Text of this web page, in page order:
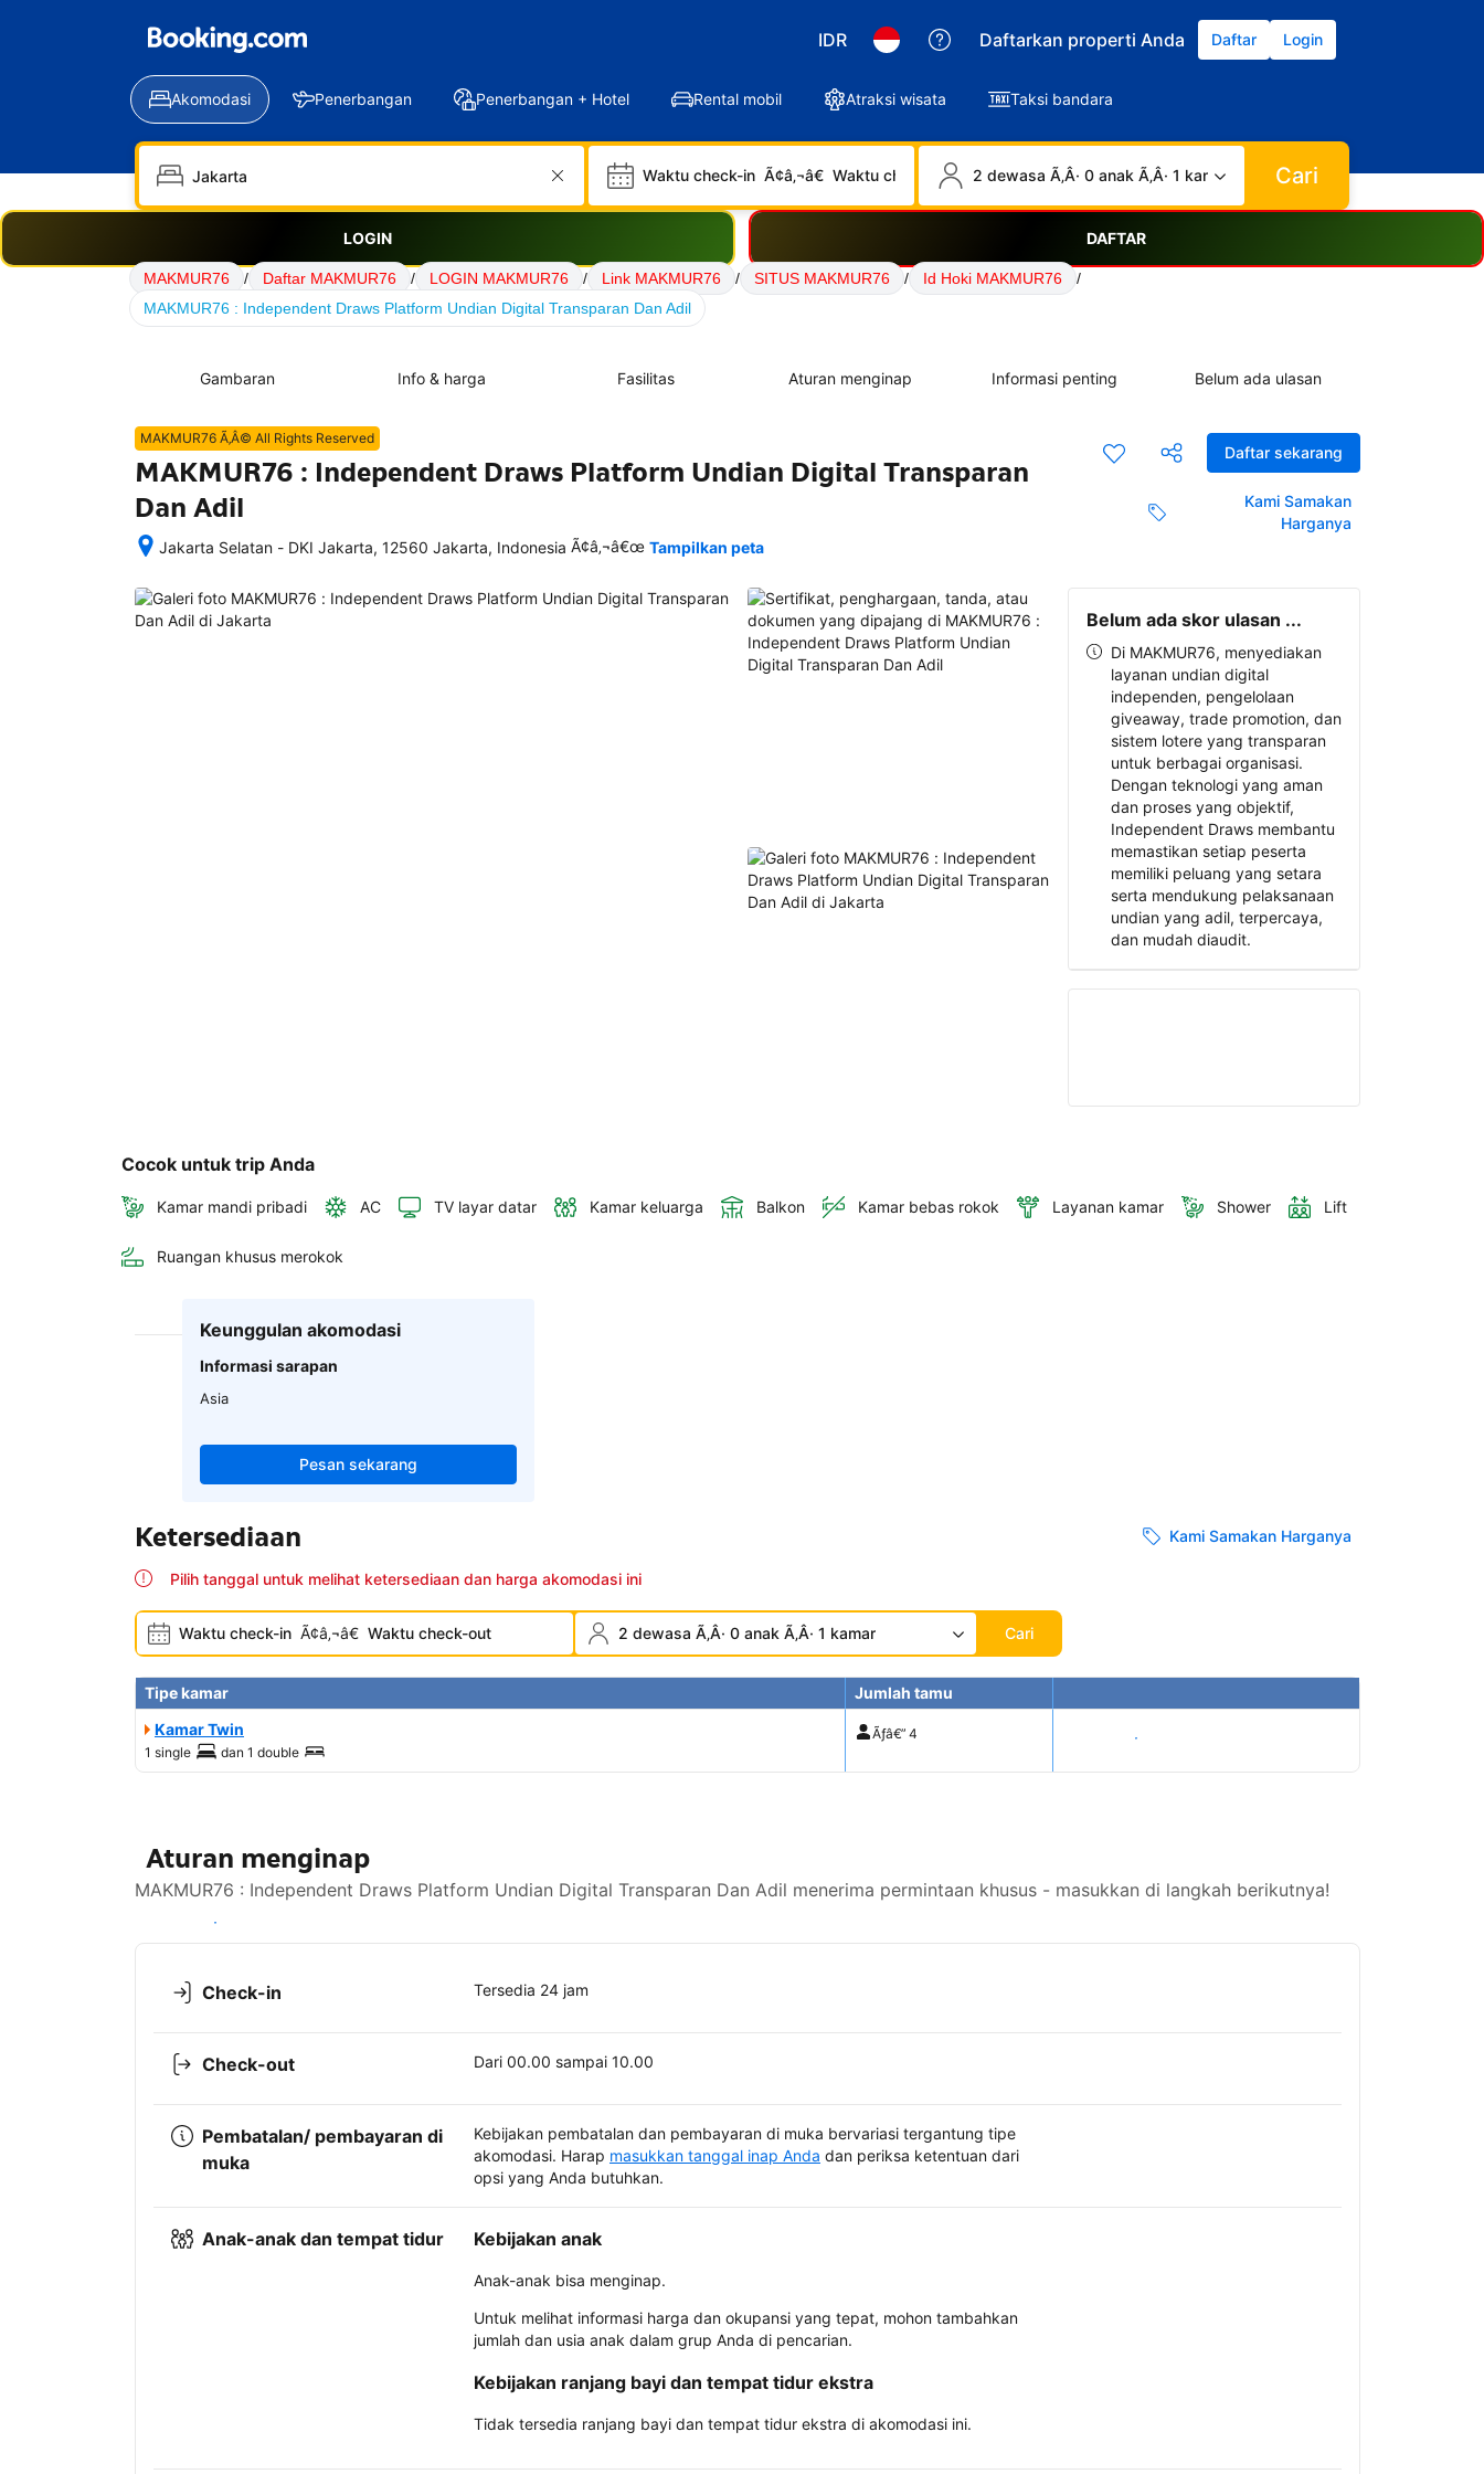
IDR Daftarkan properti Anda Daftar Login
Akomodasi Penerbangan Penerbangan + Hotel Rental mobil Atraksi wisata Taksi bandara
Waktu check-in Ã¢â‚¬â€ Waktu check-out 2 dewasa Ã‚Â· 0 anak Ã‚Â· 1 kamar Cari
LOGIN DAFTAR
MAKMUR76 / Daftar MAKMUR76 / LOGIN MAKMUR76 / Link MAKMUR76 / SITUS MAKMUR76 / Id Hoki MAKMUR76
/
MAKMUR76 : Independent Draws Platform Undian Digital Transparan Dan Adil
Gambaran Info & harga Fasilitas Aturan menginap Informasi penting Belum ada ulasan
Daftar sekarang
Kami Samakan
Harganya
MAKMUR76 Ã‚Â© All Rights Reserved
MAKMUR76 : Independent Draws Platform Undian Digital Transparan
Dan Adil
Jakarta Selatan - DKI Jakarta, 12560 Jakarta, Indonesia
memesan,
semua
Ã¢â‚¬â€œ Tampilkan peta
Belum ada skor ulasan ...
Di MAKMUR76, menyediakan
layanan undian digital
independen, pengelolaan
giveaway, trade promotion, dan
sistem lotere yang transparan
untuk berbagai organisasi.
Dengan teknologi yang aman
dan proses yang objektif,
Independent Draws membantu
memastikan setiap peserta
memiliki peluang yang setara
serta mendukung pelaksanaan
undian yang adil, terpercaya,
dan mudah diaudit.
Cocok untuk trip Anda
Kamar mandi pribadi AC TV layar datar Kamar keluarga Balkon Kamar bebas rokok Layanan kamar Shower Lift
Ruangan khusus merokok
Keunggulan akomodasi
Informasi sarapan
Asia
Pesan sekarang
Ketersediaan Kami Samakan Harganya
Pilih tanggal untuk melihat ketersediaan dan harga akomodasi ini
Waktu check-in Ã¢â‚¬â€ Waktu check-out 2 dewasa Ã‚Â· 0 anak Ã‚Â· 1 kamar Cari
Tipe kamar
Jumlah tamu
Kamar Twin
1 single dan 1 double
Ãƒâ€” 4 Tampilkan harga
Aturan menginap
MAKMUR76 : Independent Draws Platform Undian Digital Transparan Dan Adil menerima permintaan khusus - masukkan di langkah berikutnya!
Lihat ketersediaan
Check-in Tersedia 24 jam
Check-out Dari 00.00 sampai 10.00
Pembatalan/ pembayaran di
muka
Kebijakan pembatalan dan pembayaran di muka bervariasi tergantung tipe
akomodasi. Harap masukkan tanggal inap Anda dan periksa ketentuan dari
opsi yang Anda butuhkan.
Anak-anak dan tempat tidur Kebijakan anak
Anak-anak bisa menginap.
Untuk melihat informasi harga dan okupansi yang tepat, mohon tambahkan
jumlah dan usia anak dalam grup Anda di pencarian.
Kebijakan ranjang bayi dan tempat tidur ekstra
Tidak tersedia ranjang bayi dan tempat tidur ekstra di akomodasi ini.